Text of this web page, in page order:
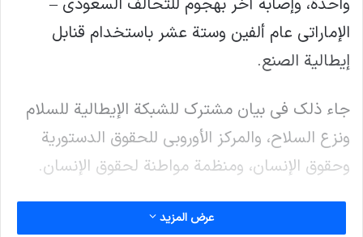
الإماراتي عام ألفين وستة عشر باستخدام قنابل
إيطالية الصنع.
جاء ذلك في بيان مشترك للشبكة الإيطالية للسلام
ونزع السلاح، والمركز الأوروبي للحقوق الدستورية
وحقوق الإنسان، ومنظمة مواطنة لحقوق الإنسان.
ووفق البيان، أكد الأشخاص الثلاثة، وهم أقارب
عرض المزيد